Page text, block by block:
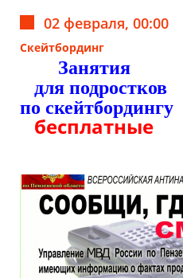
02 февраля, 00:00
Скейтбординг
Занятия
для подростков
по скейтбордингу
бесплатные